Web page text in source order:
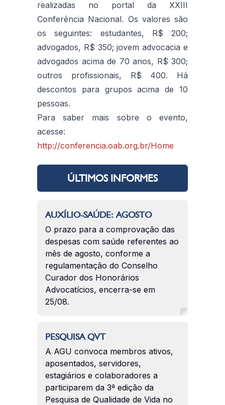
realizadas no portal da XXIII
Conferência Nacional. Os valores são
os seguintes: estudantes, R$ 200;
advogados, R$ 350; jovem advocacia e
advogados acima de 70 anos, R$ 300;
outros profissionais, R$ 400. Há
descontos para grupos acima de 10
pessoas.
Para saber mais sobre o evento,
acesse:
http://conferencia.oab.org.br/Home
ÚLTIMOS INFORMES
AUXÍLIO-SAÚDE: AGOSTO
O prazo para a comprovação das
despesas com saúde referentes ao
mês de agosto, conforme a
regulamentação do Conselho
Curador dos Honorários
Advocatícios, encerra-se em
25/08.
PESQUISA QVT
A AGU convoca membros ativos,
aposentados, servidores,
estagiários e colaboradores a
participarem da 3ª edição da
Pesquisa de Qualidade de Vida no